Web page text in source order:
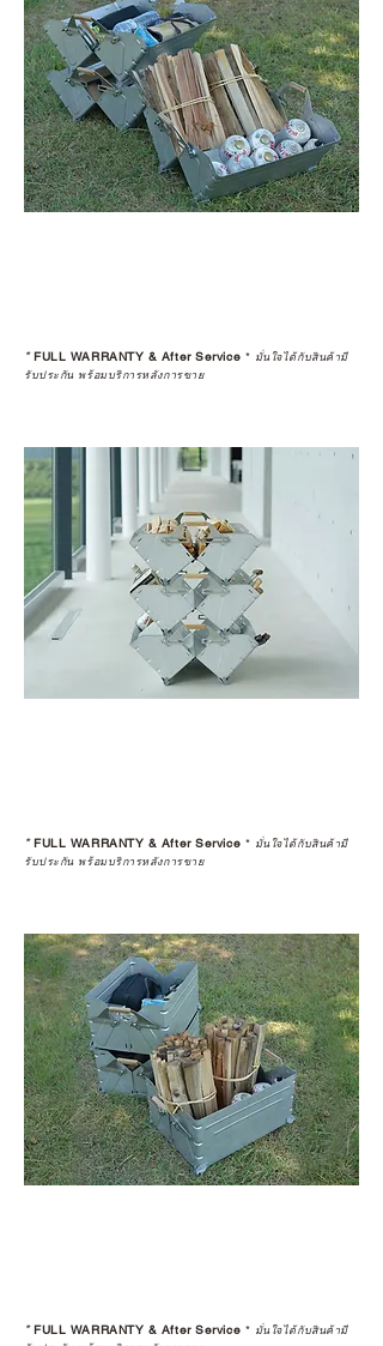
*FULL WARRANTY & After Service * มั่นใจได้กับสินค้ามี
รับประกัน พร้อมบริการหลังการขาย
*FULL WARRANTY & After Service * มั่นใจได้กับสินค้ามี
รับประกัน พร้อมบริการหลังการขาย
*FULL WARRANTY & After Service * มั่นใจได้กับสินค้ามี